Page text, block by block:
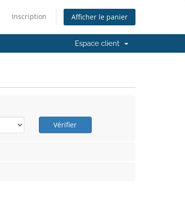
Inscription Afficher le panier
Espace client
Vérifier